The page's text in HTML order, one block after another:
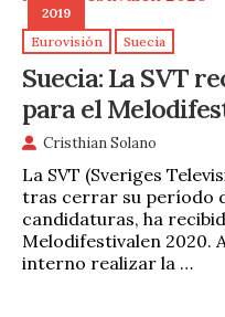
2019
Eurovisión
Suecia
Suecia: La SVT
para el
Cristhian Solano
La SVT (Sveriges
tras cerrar su período
candidaturas, ha
Melodifestivalen 2020.
interno realizar la …